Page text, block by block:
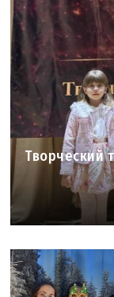
Творческий